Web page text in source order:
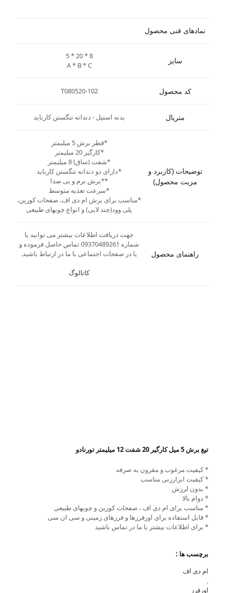
نمادهای فنی محصول
سایز
5 * 20 * 8
A * B * C
کد محصول T080520-102
متریال بدنه استیل - دندانه تنگستن کارباید
توضیحات (کاربرد و
مزیت محصول)
*قطر برش 5 میلیمتر
*کارگیر 20 میلیمتر
*شفت (ساق) 8 میلیمتر
*دارای دو دندانه تنگستن کارباید
**برش نرم و بی صدا
*سرعت تغذیه متوسط
*مناسب برای برش ام دی اف، صفحات کورین،
پلی وود(چند لایی) و انواع چوبهای طبیعی
راهنمای محصول
جهت دریافت اطلاعات بیشتر می توانید با
شماره 09370489261 تماس حاصل فرموده و
یا در صفحات اجتماعی با ما در ارتباط باشید.
کاتالوگ
تیغ برش 5 میل کارگیر 20 شفت 12 میلیمتر تورنادو
* کیفیت مرغوب و مقرون به صرفه
* کیفیت ابزارزنی مناسب
* بدون لرزش
* دوام بالا
* مناسب برای ام دی اف ، صفحات کورین و چوبهای طبیعی
* قابل استفاده برای اورفرزها و فرزهای زمینی و سی ان سی
* برای اطلاعات بیشتر با ما در تماس باشید
برچسب ها :
ام دی اف
,
اورفرز